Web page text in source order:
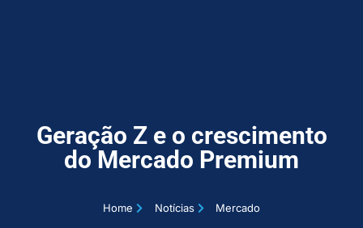
Geração Z e o crescimento
do Mercado Premium
Home Notícias Mercado